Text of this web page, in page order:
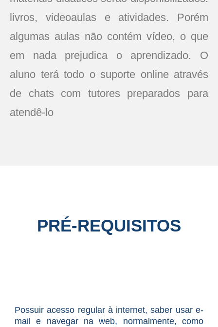
livros, videoaulas e atividades. Porém
algumas aulas não contém vídeo, o que
em nada prejudica o aprendizado. O
aluno terá todo o suporte online através
de chats com tutores preparados para
atendê-lo
PRÉ-REQUISITOS
Possuir acesso regular à internet, saber usar e-
mail e navegar na web, normalmente, como